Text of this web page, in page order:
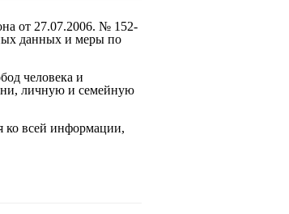
от 27.07.2006. № 152-
данных и меры по
человека и
личную и семейную
ко всей информации,